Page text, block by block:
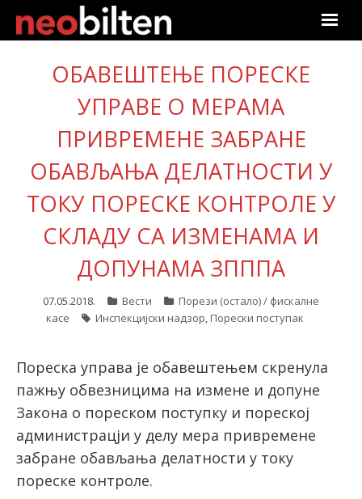
Почетна
Претрага
Актуелно
Подаци
О нама
Претплата
latinica
ОБАВЕШТЕЊЕ ПОРЕСКЕ
УПРАВЕ О МЕРАМА
ПРИВРЕМЕНЕ ЗАБРАНЕ
ОБАВЉАЊА ДЕЛАТНОСТИ У
ТОКУ ПОРЕСКЕ КОНТРОЛЕ У
СКЛАДУ СА ИЗМЕНАМА И
ДОПУНАМА ЗПППА
07.05.2018. Вести
Порези (остало) / фискалне
касе
Инспекцијски надзор, Порески поступак
Пореска управа је обавештењем скренула
пажњу обвезницима на измене и допуне
Закона о пореском поступку и пореској
администрацји у делу мера привремене
забране обављања делатности у току
пореске контроле.